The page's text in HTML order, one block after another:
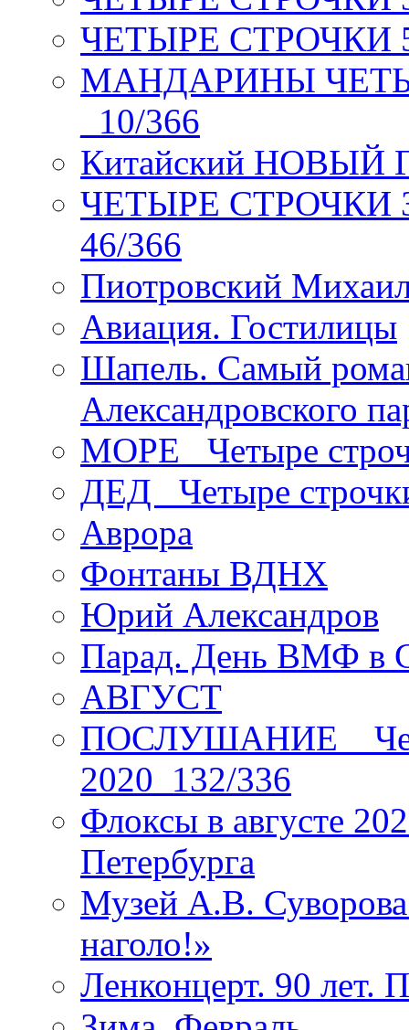
ЧЕТЫРЕ СТРОЧКИ 5
МАНДАРИНЫ
_10/366
Китайский НОВЫЙ
ЧЕТЫРЕ СТРОЧКИ
46/366
Пиотровский
Авиация. Гостилицы
Шапель. Самый
Александровского
МОРЕ _Четыре
ДЕД _Четыре
Аврора
Фонтаны ВДНХ
Юрий Александров
Парад. День ВМФ в
АВГУСТ
ПОСЛУШАНИЕ _
2020_132/336
Флоксы в августе
Петербурга
Музей А.В.
наголо!»
Ленконцерт. 90 лет.